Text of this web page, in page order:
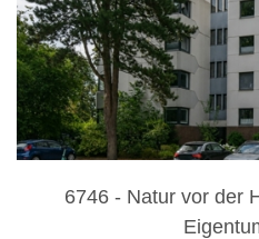
6746 - Natur vor der